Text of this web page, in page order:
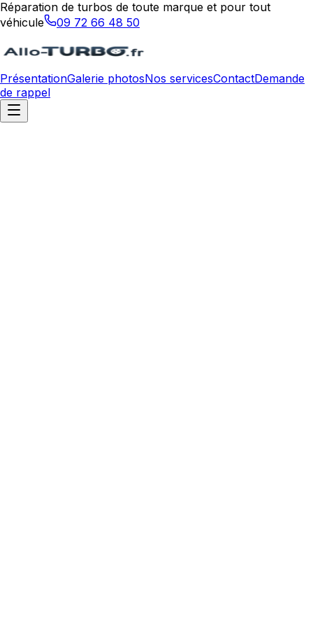
Réparation de turbos de toute marque et pour tout
véhicule
09 72 66 48 50
PrésentationGalerie photosNos servicesContactDemande
de rappel